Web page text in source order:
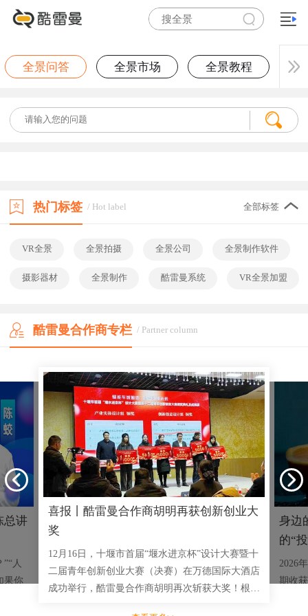
全景问答 全景市场 全景教程
热门标签 / Hot label 全部标签
VR全景 全景拍摄 全景公司 全景制作软件
摄影器材 全景制作 酷雷曼系统 VR全景加盟
酷雷曼合作商专栏 / Partner column
总讲
人
果你
喜报丨酷雷曼合作商胡明再获创新创业大
奖
12月16日，十堰市首届“堰水进京杯”设计大赛暨十
二届青年创新创业大赛（决赛）在万德国际大酒店
成功举行，酷雷曼合作商胡明再次斩获大奖！根据
身边
的“
2026
期收